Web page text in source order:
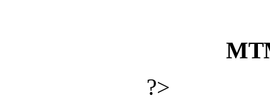
?>